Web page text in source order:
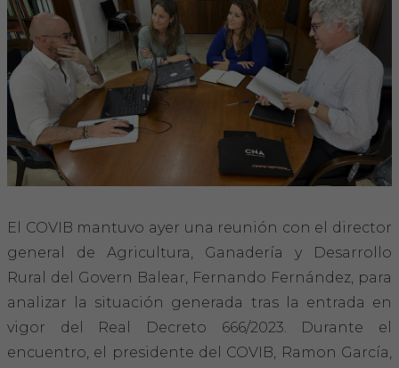
Certificados de formaciones COVIB
ACTUALIDAD
Noticias
Revista Colegial
Notas de prensa
Hemeroteca
IDENTIFICACIÓN ANIMAL
INFORMACIÓN A LA CIUDADANÍA
El COVIB mantuvo ayer una reunión con el director
general de Agricultura, Ganadería y Desarrollo
Rural del Govern Balear, Fernando Fernández, para
analizar la situación generada tras la entrada en
vigor del Real Decreto 666/2023. Durante el
encuentro, el presidente del COVIB, Ramon García,